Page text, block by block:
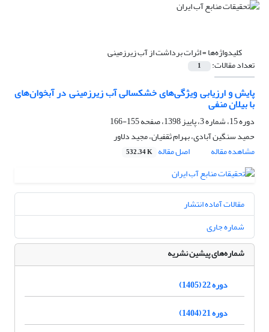
کلیدواژه‌ها =اثرات برداشت از آب زیرزمینی
تعداد مقالات: 1
پایش و ارزیابی ویژگی‌های خشکسالی آب زیرزمینی در آبخوان‌های
با بیلان منفی
دوره 15، شماره 3، پاییز 1398، صفحه
155-166
حمید سنگین آبادی، بهرام ثقفیان، مجید دلاور
مشاهده مقاله
اصل مقاله 532.34 K
مقالات آماده انتشار
شماره جاری
شماره‌های پیشین نشریه
دوره 22 (1405)
دوره 21 (1404)